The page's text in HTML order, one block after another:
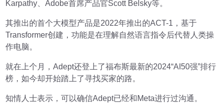
Karpathy、Adobe首席产品官Scott Belsky等。
其推出的首个大模型产品是2022年推出的ACT-1，基于
Transformer创建，功能是在理解自然语言指令后代替人类操
作电脑。
就在上个月，Adept还登上了福布斯最新的2024“AI50强”排行
榜，如今却开始踏上了寻找买家的路。
知情人士表示，可以确信Adept已经和Meta进行过沟通。